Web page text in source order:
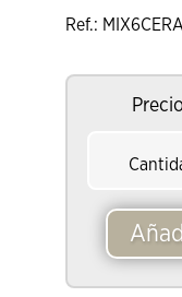
Ref.:
Precio